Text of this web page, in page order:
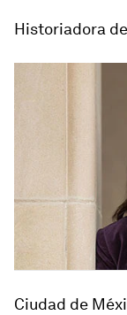
Historiadora
Ciudad de